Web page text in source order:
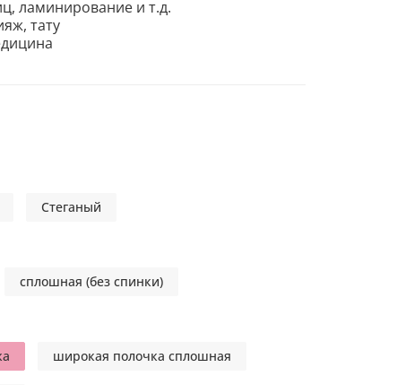
Стеганый
сплошная (без спинки)
широкая полочка сплошная
ламинирование и т.д.
тату